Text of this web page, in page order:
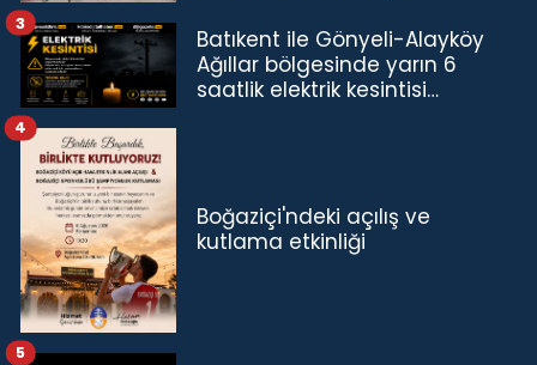
Batıkent ile Gönyeli-Alayköy
Ağıllar bölgesinde yarın 6
saatlik elektrik kesintisi…
3
Boğaziçi'ndeki açılış ve
kutlama etkinliği
4
5